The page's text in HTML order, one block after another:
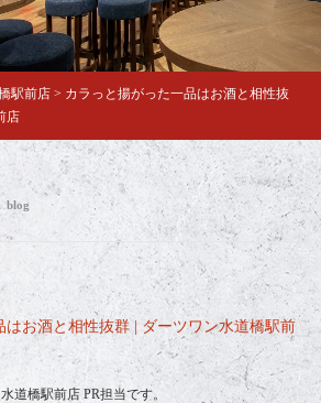
駅前店 > カラっと揚がった一品はお酒と相性抜
店
blog
はお酒と相性抜群 | ダーツワン水道橋駅前
道橋駅前店 PR担当です。